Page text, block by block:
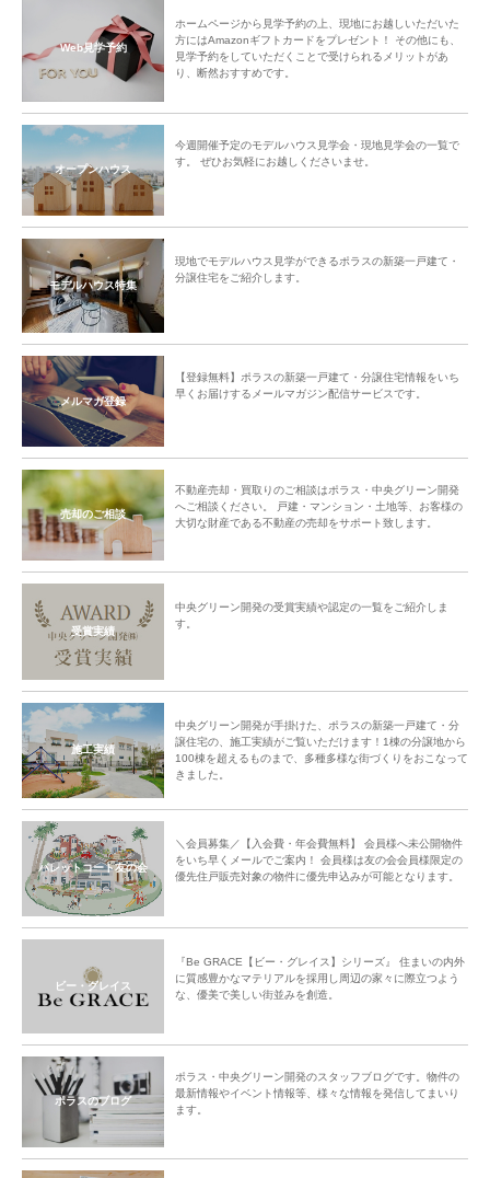
Web見学予約
ホームページから見学予約の上、現地にお越しいただいた
方にはAmazonギフトカードをプレゼント！ その他にも、
見学予約をしていただくことで受けられるメリットがあ
り、断然おすすめです。
オープンハウス
今週開催予定のモデルハウス見学会・現地見学会の一覧で
す。 ぜひお気軽にお越しくださいませ。
モデルハウス特集
現地でモデルハウス見学ができるポラスの新築一戸建て・
分譲住宅をご紹介します。
メルマガ登録
【登録無料】ポラスの新築一戸建て・分譲住宅情報をいち
早くお届けするメールマガジン配信サービスです。
売却のご相談
不動産売却・買取りのご相談はポラス・中央グリーン開発
へご相談ください。 戸建・マンション・土地等、お客様の
大切な財産である不動産の売却をサポート致します。
受賞実績
中央グリーン開発の受賞実績や認定の一覧をご紹介しま
す。
施工実績
中央グリーン開発が手掛けた、ポラスの新築一戸建て・分
譲住宅の、施工実績がご覧いただけます！1棟の分譲地から
100棟を超えるものまで、多種多様な街づくりをおこなって
きました。
パレットコート友の会
＼会員募集／【入会費・年会費無料】 会員様へ未公開物件
をいち早くメールでご案内！ 会員様は友の会会員様限定の
優先住戸販売対象の物件に優先申込みが可能となります。
ビー・グレイス
『Be GRACE【ビー・グレイス】シリーズ』 住まいの内外
に質感豊かなマテリアルを採用し周辺の家々に際立つよう
な、優美で美しい街並みを創造。
ポラスのブログ
ポラス・中央グリーン開発のスタッフブログです。物件の
最新情報やイベント情報等、様々な情報を発信してまいり
ます。